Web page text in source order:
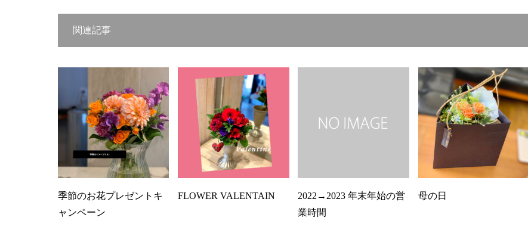
関連記事
季節のお花プレゼントキ
ャンペーン
FLOWER VALENTAIN
2022→2023 年末年始の営
業時間
母の日